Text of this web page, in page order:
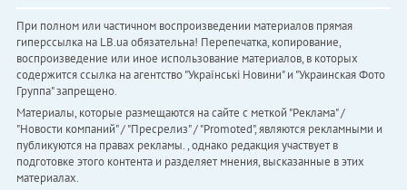
При полном или частичном воспроизведении материалов прямая
гиперссылка на LB.ua обязательна! Перепечатка, копирование,
воспроизведение или иное использование материалов, в которых
содержится ссылка на агентство "Українськi Новини" и "Украинская Фото
Группа" запрещено.
Материалы, которые размещаются на сайте с меткой "Реклама" /
"Новости компаний" / "Пресрелиз" / "Promoted", являются рекламными и
публикуются на правах рекламы. , однако редакция участвует в
подготовке этого контента и разделяет мнения, высказанные в этих
материалах.